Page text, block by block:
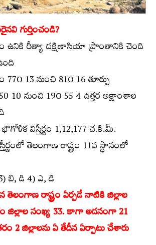
గుర్తించండి?
ఉనికి రీత్యా దక్షిణాసియా ప్రాంతానికి చెంది
13 నుంచి 81O 16 తూర్పు
10 నుంచి 19O 55 4 ఉత్తర అక్షాంశాల
విస్తీర్ణం 1,12,177 చ.కి.మీ.
తెలంగాణ రాష్ట్రం 11వ స్థానంలో
బి, డి 4) ఎ, డి
తెలంగాణ రాష్ట్రం ఏర్పడే నాటికి జిల్లాల
జిల్లాల సంఖ్య 33. కాగా అదనంగా 21
2 జిల్లాలను ఏ తేదీన ఏర్పాటు చేశారు